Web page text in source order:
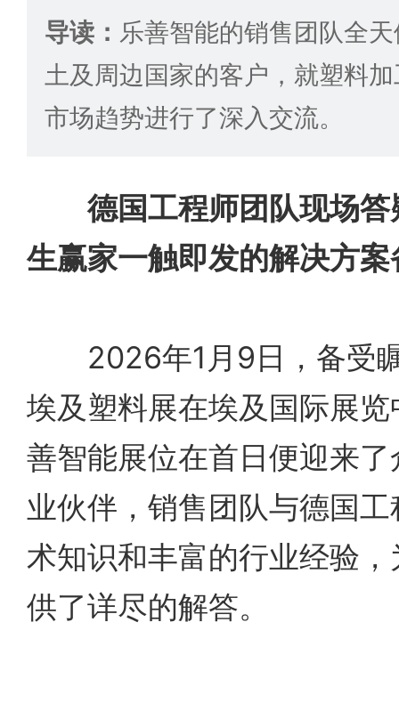
导读： 乐善智能的销售团队全
土及周边国家的客户，就塑料
市场趋势进行了深入交流。
德国工程师团队现场
生赢家一触即发的解决方
2026年1月9日，备受
埃及塑料展在埃及国际展
善智能展位在首日便迎来
业伙伴，销售团队与德国
术知识和丰富的行业经验
供了详尽的解答。